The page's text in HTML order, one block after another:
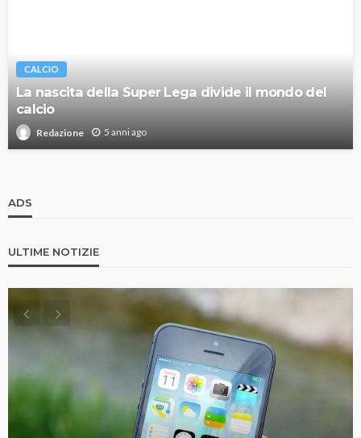
CALCIO
La nascita della Super Lega divide il mondo del
calcio
Redazione 5 anni ago
ADS
ULTIME NOTIZIE